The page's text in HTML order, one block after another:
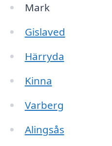
Mark
Gislaved
Härryda
Kinna
Varberg
Alingsås